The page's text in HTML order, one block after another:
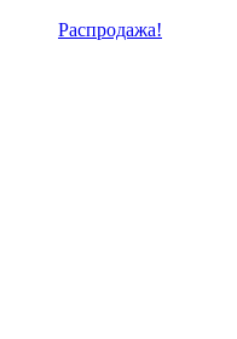
Распродажа!